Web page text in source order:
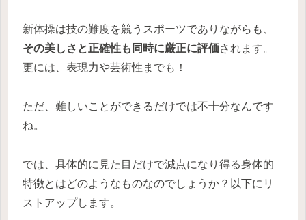
新体操は技の難度を競うスポーツでありながらも、
その美しさと正確性も同時に厳正に評価されます。
更には、表現力や芸術性までも！
ただ、難しいことができるだけでは不十分なんです
ね。
では、具体的に見た目だけで減点になり得る身体的
特徴とはどのようなものなのでしょうか？以下にリ
ストアップします。